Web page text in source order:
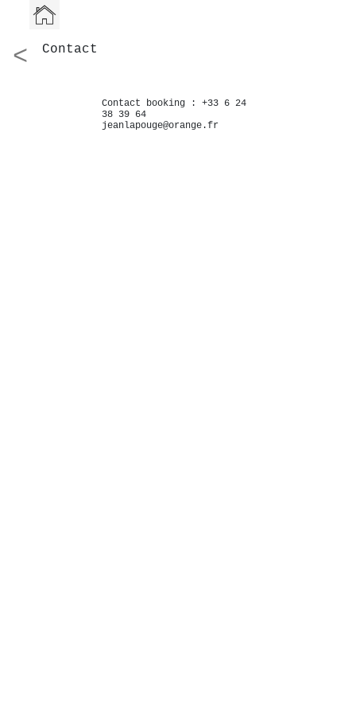
< Contact
Contact booking : +33 6 24
38 39 64
jeanlapouge@orange.fr